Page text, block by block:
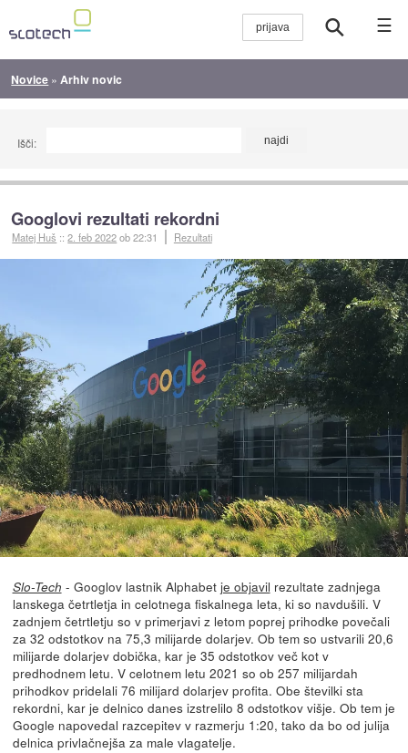
☰
Novice » Arhiv novic
Išči:
Googlovi rezultati rekordni
Matej Huš ::2. feb 2022ob 22:31 Rezultati
Slo-Tech - Googlov lastnik Alphabet je objavil rezultate zadnjega
lanskega četrtletja in celotnega fiskalnega leta, ki so navdušili. V
zadnjem četrtletju so v primerjavi z letom poprej prihodke povečali
za 32 odstotkov na 75,3 milijarde dolarjev. Ob tem so ustvarili 20,6
milijarde dolarjev dobička, kar je 35 odstotkov več kot v
predhodnem letu. V celotnem letu 2021 so ob 257 milijardah
prihodkov pridelali 76 milijard dolarjev profita. Obe številki sta
rekordni, kar je delnico danes izstrelilo 8 odstotkov višje. Ob tem je
Google napovedal razcepitev v razmerju 1:20, tako da bo od julija
delnica privlačnejša za male vlagatelje.